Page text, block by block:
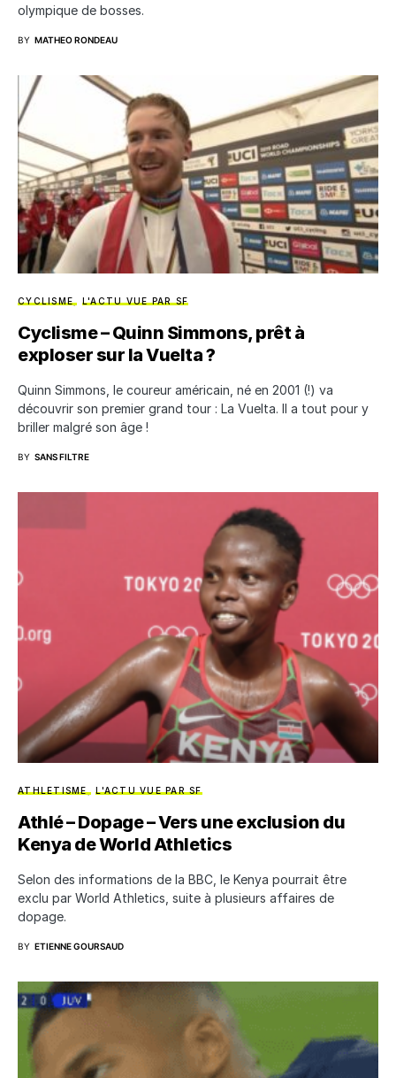
olympique de bosses.
BY MATHEO RONDEAU
CYCLISME L'ACTU VUE PAR SF
Cyclisme – Quinn Simmons, prêt à
exploser sur la Vuelta ?
Quinn Simmons, le coureur américain, né en 2001 (!) va
découvrir son premier grand tour : La Vuelta. Il a tout pour y
briller malgré son âge !
BY SANS FILTRE
ATHLETISME L'ACTU VUE PAR SF
Athlé – Dopage – Vers une exclusion du
Kenya de World Athletics
Selon des informations de la BBC, le Kenya pourrait être
exclu par World Athletics, suite à plusieurs affaires de
dopage.
BY ETIENNE GOURSAUD